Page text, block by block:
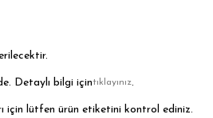
Detaylı bilgi içintıklayınız.
için lütfen ürün etiketini kontrol ediniz.